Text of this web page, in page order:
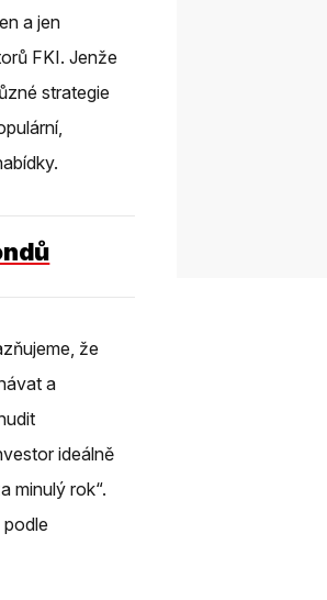
a jen
FKI. Jenže
strategie
že
a
ideálně
minulý rok“.